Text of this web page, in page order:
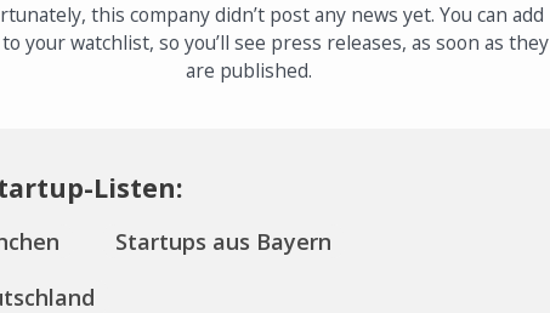
this company didn’t post any news yet. You can add
your watchlist, so you’ll see press releases, as soon as they
are published.
Listen:
Startups aus Bayern